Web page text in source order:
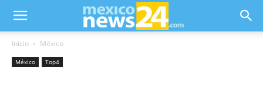
Inicio México
México Top4